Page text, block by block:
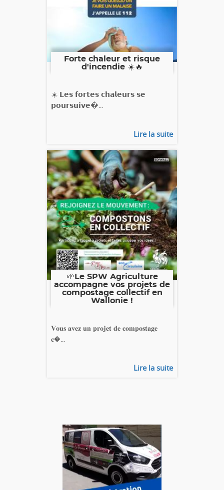
Forte chaleur et risque
d'incendie ☀️🔥
☀️ 𝗟𝗲𝘀 𝗳𝗼𝗿𝘁𝗲𝘀 𝗰𝗵𝗮𝗹𝗲𝘂𝗿𝘀 𝘀𝗲
𝗽𝗼𝘂𝗿𝘀𝘂𝗶𝘃𝗲�...
Lire la suite
🌱Le SPW Agriculture
accompagne vos projets de
compostage collectif en
Wallonie !
𝐕𝐨𝐮𝐬 𝐚𝐯𝐞𝐳 𝐮𝐧 𝐩𝐫𝐨𝐣𝐞𝐭 𝐝𝐞 𝐜𝐨𝐦𝐩𝐨𝐬𝐭𝐚𝐠𝐞
𝐜�...
Lire la suite